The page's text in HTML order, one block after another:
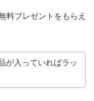
料プレゼントをもらえ
が入っていればラッ